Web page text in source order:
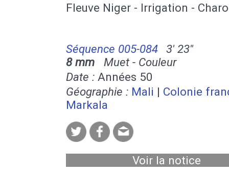
Fleuve Niger - Irrigation -
Séquence 005-084
3' 23''
8 mm Muet - Couleur
Date : Années 50
Géographie : Mali | Colonie
Markala
Voir la notice